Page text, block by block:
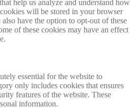
help us analyze and understand how
will be stored in your browser
have the option to opt-out of these
of these cookies may have an effect
essential for the website to
only includes cookies that ensures
features of the website. These
information.